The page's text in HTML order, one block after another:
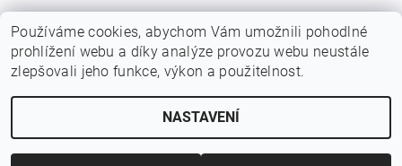
2026 © darinafashion.cz, všechna práva vyhrazena
Používáme cookies, abychom Vám umožnili pohodlné
prohlížení webu a díky analýze provozu webu neustále
zlepšovali jeho funkce, výkon a použitelnost.
NASTAVENÍ